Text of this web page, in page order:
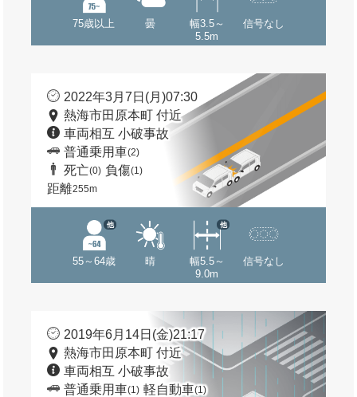
75歳以上 曇
幅3.5～
5.5m
信号なし
2022年3月7日(月)07:30
熱海市田原本町 付近
車両相互 小破事故
普通乗用車(2)
死亡(0) 負傷(1)
距離255m
55～64歳
他
晴
幅5.5～
9.0m
他
信号なし
2019年6月14日(金)21:17
熱海市田原本町 付近
車両相互 小破事故
普通乗用車(1) 軽自動車(1)